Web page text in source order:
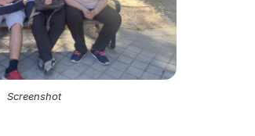
Screenshot